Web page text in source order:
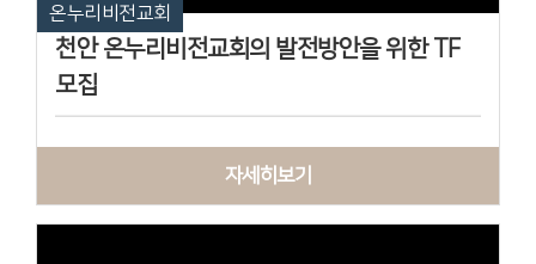
온누리비전교회
천안 온누리비전교회의 발전방안을 위한 TF
모집
자세히보기